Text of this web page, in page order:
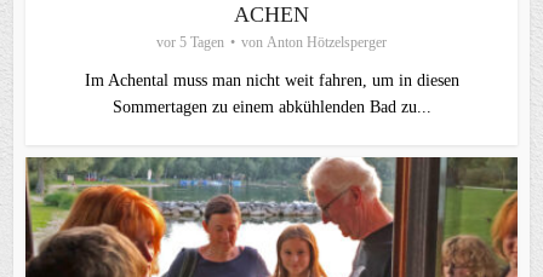
ACHEN
vor 5 Tagen von Anton Hötzelsperger
Im Achental muss man nicht weit fahren, um in diesen
Sommertagen zu einem abkühlenden Bad zu...